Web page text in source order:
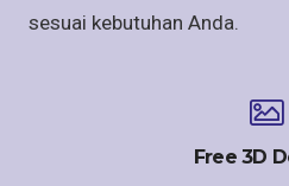
sesuai kebutuhan Anda.
Free 3D